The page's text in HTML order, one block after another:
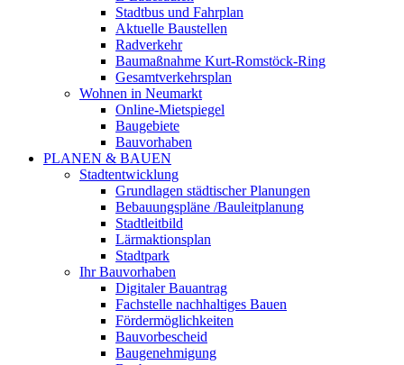
Stadtbus und Fahrplan
Aktuelle Baustellen
Radverkehr
Baumaßnahme Kurt-Romstöck-Ring
Gesamtverkehrsplan
Wohnen in Neumarkt
Online-Mietspiegel
Baugebiete
Bauvorhaben
PLANEN & BAUEN
Stadtentwicklung
Grundlagen städtischer Planungen
Bebauungspläne /Bauleitplanung
Stadtleitbild
Lärmaktionsplan
Stadtpark
Ihr Bauvorhaben
Digitaler Bauantrag
Fachstelle nachhaltiges Bauen
Fördermöglichkeiten
Bauvorbescheid
Baugenehmigung